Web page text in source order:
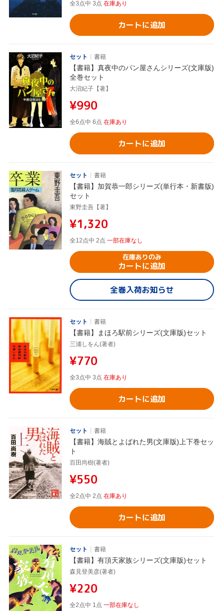
全3点中 3点 在庫あり
カートに追加
セット 書籍
【書籍】真夜中のパン屋さんシリーズ(文庫版)
全巻セット
大沼紀子【著】
¥990
全6点中 6点 在庫あり
カートに追加
セット 書籍
【書籍】加賀恭一郎シリーズ(単行本・新書版)
セット
東野圭吾【著】
¥1,320
全12点中 2点 一部在庫なし
在庫ありのみ
カートに追加
全巻入荷お知らせ
セット 書籍
【書籍】まほろ駅前シリーズ(文庫版)セット
三浦しをん(著者)
¥770
全3点中 3点 在庫あり
カートに追加
セット 書籍
【書籍】海賊とよばれた男(文庫版)上下巻セッ
ト
百田尚樹(著者)
¥550
全2点中 2点 在庫あり
カートに追加
セット 書籍
【書籍】有頂天家族シリーズ(文庫版)セット
森見登美彦(著者)
¥220
全2点中 1点 一部在庫なし